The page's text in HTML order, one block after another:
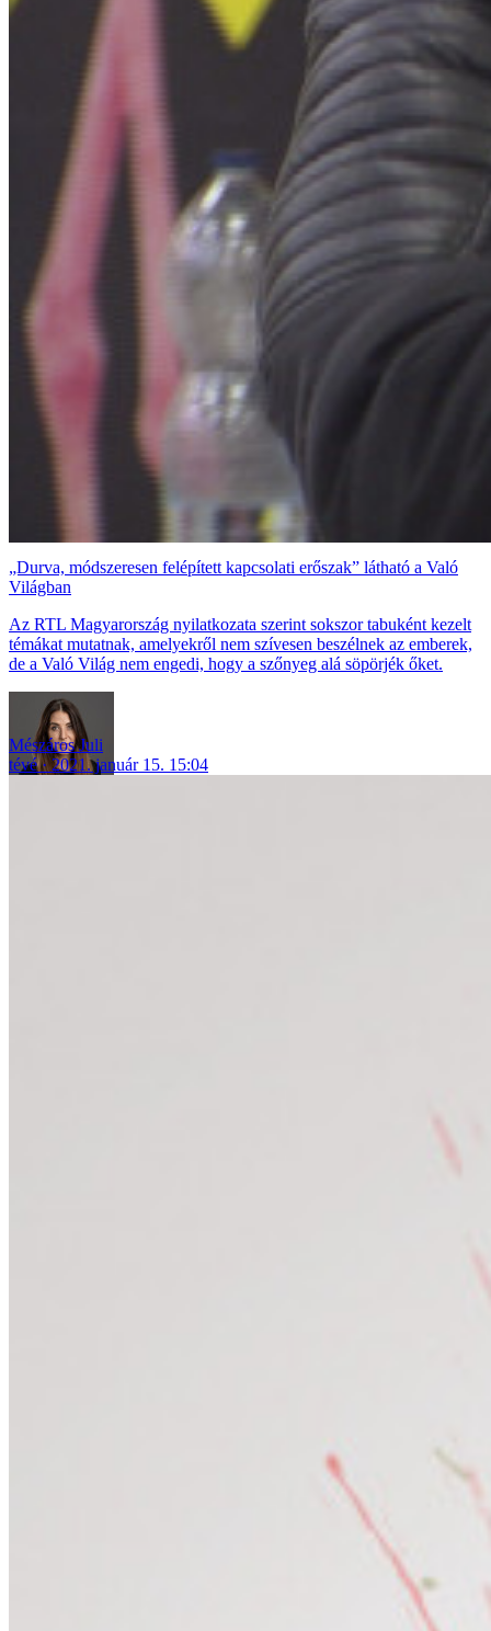
„Durva, módszeresen felépített kapcsolati erőszak” látható a Való
Világban
Az RTL Magyarország nyilatkozata szerint sokszor tabuként kezelt
témákat mutatnak, amelyekről nem szívesen beszélnek az emberek,
de a Való Világ nem engedi, hogy a szőnyeg alá söpörjék őket.
Mészáros Juli
tévé
2021. január 15. 15:04